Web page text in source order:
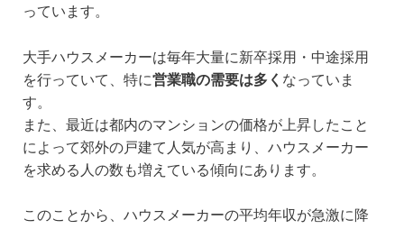
っています。
大手ハウスメーカーは毎年大量に新卒採用・中途採用
を行っていて、特に営業職の需要は多く なっていま
す。
また、最近は都内のマンションの価格が上昇したこと
によって郊外の戸建て人気が高まり、ハウスメーカー
を求める人の数も増えている傾向にあります。
このことから、ハウスメーカーの平均年収が急激に降